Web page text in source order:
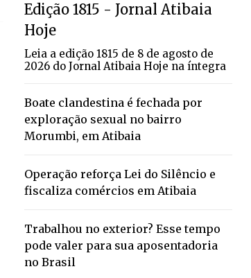
Edição 1815 - Jornal Atibaia
Hoje
Leia a edição 1815 de 8 de agosto de
2026 do Jornal Atibaia Hoje na íntegra
Boate clandestina é fechada por
exploração sexual no bairro
Morumbi, em Atibaia
Operação reforça Lei do Silêncio e
fiscaliza comércios em Atibaia
Trabalhou no exterior? Esse tempo
pode valer para sua aposentadoria
no Brasil